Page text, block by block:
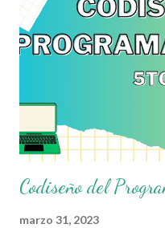
estudiantes, ir marcando las
necesidades y las de su
creadores de estos
dedicacion y trabajo
didacticas, recuerden que
Codiseño del
marzo 31, 2023